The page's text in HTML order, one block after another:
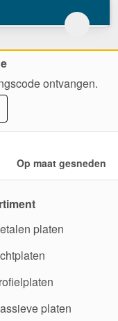
ontvangen.
Op maat gesneden
platen
platen